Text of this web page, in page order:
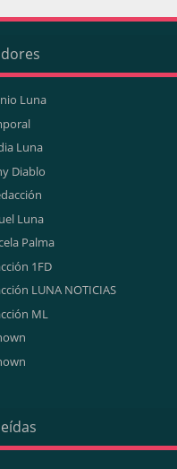
Luna
Luna
Diablo
Luna
Palma
1FD
LUNA NOTICIAS
ML